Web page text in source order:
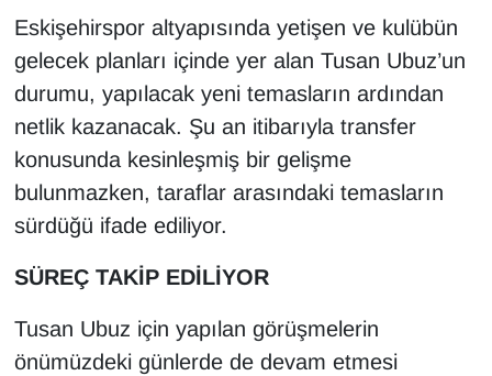
Eskişehirspor altyapısında yetişen ve kulübün
gelecek planları içinde yer alan Tusan Ubuz’un
durumu, yapılacak yeni temasların ardından
netlik kazanacak. Şu an itibarıyla transfer
konusunda kesinleşmiş bir gelişme
bulunmazken, taraflar arasındaki temasların
sürdüğü ifade ediliyor.
SÜREÇ TAKİP EDİLİYOR
Tusan Ubuz için yapılan görüşmelerin
önümüzdeki günlerde de devam etmesi